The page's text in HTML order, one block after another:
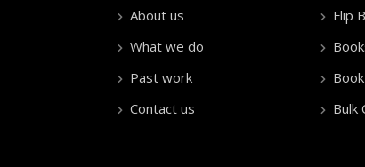
About us
What we do
Past work
Contact us
Flip
Bulk